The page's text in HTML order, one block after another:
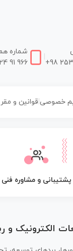
+98
شماره
91 966
خصوصی| قوانین و
پشتیبانی و مشاوره فنی
الکترونیک و